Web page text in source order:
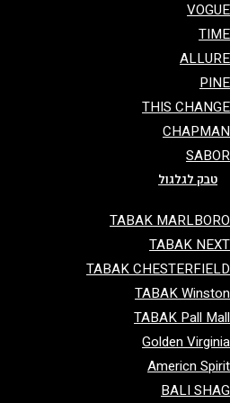
THIS
טבק לגלגול
TABAK
TABAK
TABAK
TABAK
TABAK Pall
Golden
Americn
BALI